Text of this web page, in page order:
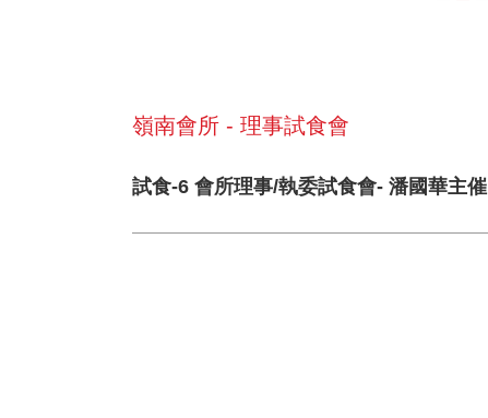
嶺南會所 - 理事試食會
試食-6 會所理事/執委試食會- 潘國華主催